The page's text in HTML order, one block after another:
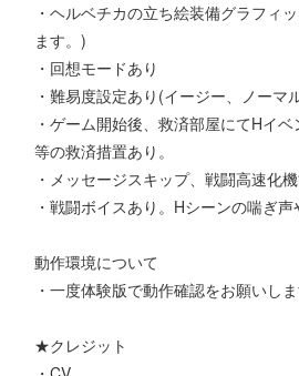
・ヘルベチカの立ち絵装備グラフィ
ます。)
・回想モードあり
・難易度設定あり(イージー、ノーマ
・ゲーム開始後、救済部屋にてHイ
等の救済措置あり。
・メッセージスキップ、戦闘高速化
・戦闘ボイスあり。Hシーンの喘ぎ声
動作環境について
・一度体験版で動作確認をお願いしま
★クレジット